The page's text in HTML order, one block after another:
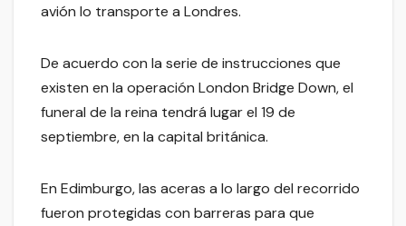
avión lo transporte a Londres.
De acuerdo con la serie de instrucciones que
existen en la operación London Bridge Down, el
funeral de la reina tendrá lugar el 19 de
septiembre, en la capital británica.
En Edimburgo, las aceras a lo largo del recorrido
fueron protegidas con barreras para que